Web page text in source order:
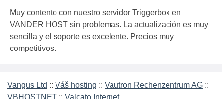
Muy contento con nuestro servidor Triggerbox en
VANDER HOST sin problemas. La actualización es muy
sencilla y el soporte es excelente. Precios muy
competitivos.
Vangus Ltd :: Váš hosting :: Vautron Rechenzentrum AG ::
VBHOSTNET :: Valcato Internet